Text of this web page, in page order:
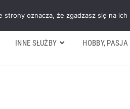
INNE SŁUŻBY HOBBY, PASJA
strony oznacza, że zgadzasz się na ich